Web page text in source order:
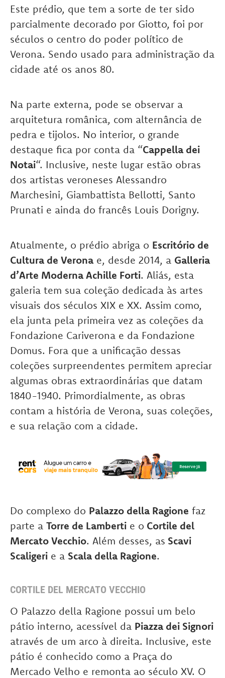
Este prédio, que tem a sorte de ter sido
parcialmente decorado por Giotto, foi por
séculos o centro do poder político de
Verona. Sendo usado para administração da
cidade até os anos 80.
Na parte externa, pode se observar a
arquitetura românica, com alternância de
pedra e tijolos. No interior, o grande
destaque fica por conta da “Cappella dei
Notai“. Inclusive, neste lugar estão obras
dos artistas veroneses Alessandro
Marchesini, Giambattista Bellotti, Santo
Prunati e ainda do francês Louis Dorigny.
Atualmente, o prédio abriga o Escritório de
Cultura de Verona e, desde 2014, a Galleria
d’Arte Moderna Achille Forti. Aliás, esta
galeria tem sua coleção dedicada às artes
visuais dos séculos XIX e XX. Assim como,
ela junta pela primeira vez as coleções da
Fondazione Cariverona e da Fondazione
Domus. Fora que a unificação dessas
coleções surpreendentes permitem apreciar
algumas obras extraordinárias que datam
1840-1940. Primordialmente, as obras
contam a história de Verona, suas coleções,
e sua relação com a cidade.
Do complexo do Palazzo della Ragione faz
parte a Torre de Lamberti e o Cortile del
Mercato Vecchio. Além desses, as Scavi
Scaligeri e a Scala della Ragione.
CORTILE DEL MERCATO VECCHIO
O Palazzo della Ragione possui um belo
pátio interno, acessível da Piazza dei Signori
através de um arco à direita. Inclusive, este
pátio é conhecido como a Praça do
Mercado Velho e remonta ao século XV. O